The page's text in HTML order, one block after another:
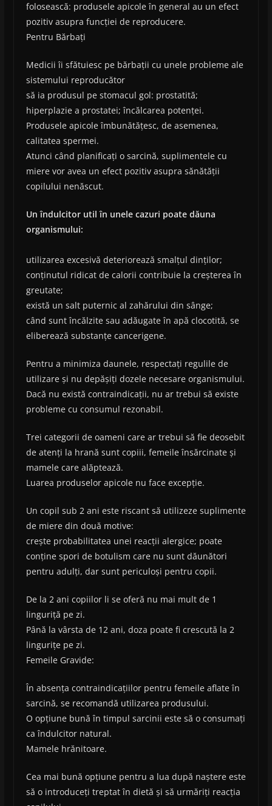
folosească: produsele apicole în general au un efect
pozitiv asupra funcției de reproducere.
Pentru Bărbați
Medicii îi sfătuiesc pe bărbații cu unele probleme ale
sistemului reproducător
să ia produsul pe stomacul gol: prostatită;
hiperplazie a prostatei; încălcarea potenței.
Produsele apicole îmbunătățesc, de asemenea,
calitatea spermei.
Atunci când planificați o sarcină, suplimentele cu
miere vor avea un efect pozitiv asupra sănătății
copilului nenăscut.
Un îndulcitor util în unele cazuri poate dăuna
organismului:
utilizarea excesivă deteriorează smalțul dinților;
conținutul ridicat de calorii contribuie la creșterea în
greutate;
există un salt puternic al zahărului din sânge;
când sunt încălzite sau adăugate în apă clocotită, se
eliberează substanțe cancerigene.
Pentru a minimiza daunele, respectați regulile de
utilizare și nu depășiți dozele necesare organismului.
Dacă nu există contraindicații, nu ar trebui să existe
probleme cu consumul rezonabil.
Trei categorii de oameni care ar trebui să fie deosebit
de atenți la hrană sunt copiii, femeile însărcinate și
mamele care alăptează.
Luarea produselor apicole nu face excepție.
Un copil sub 2 ani este riscant să utilizeze suplimente
de miere din două motive:
crește probabilitatea unei reacții alergice; poate
conține spori de botulism care nu sunt dăunători
pentru adulți, dar sunt periculoși pentru copii.
De la 2 ani copiilor li se oferă nu mai mult de 1
linguriță pe zi.
Până la vârsta de 12 ani, doza poate fi crescută la 2
lingurițe pe zi.
Femeile Gravide:
În absența contraindicațiilor pentru femeile aflate în
sarcină, se recomandă utilizarea produsului.
O opțiune bună în timpul sarcinii este să o consumați
ca îndulcitor natural.
Mamele hrănitoare.
Cea mai bună opțiune pentru a lua după naștere este
să o introduceți treptat în dietă și să urmăriți reacția